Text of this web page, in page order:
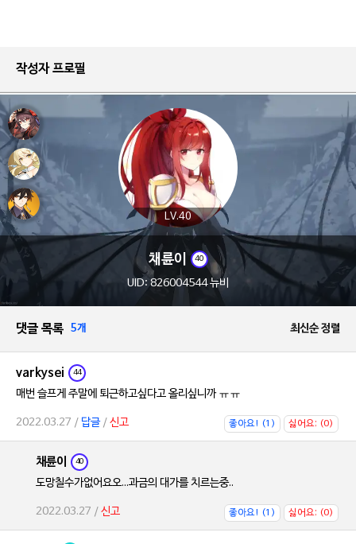
작성자 프로필
LV.40
채륜이 40
UID: 826004544 뉴비
댓글 목록 5개 최신순 정렬
varkysei 44
매번 슬프게 주말에 퇴근하고싶다고 올리싶니까 ㅠㅠ
2022.03.27 / 답글/ 신고 좋아요! (1) 싫어요; (0)
채륜이 40
도망칠수가없어요오...과금의 대가를 치르는중..
2022.03.27 / 신고 좋아요! (1) 싫어요; (0)